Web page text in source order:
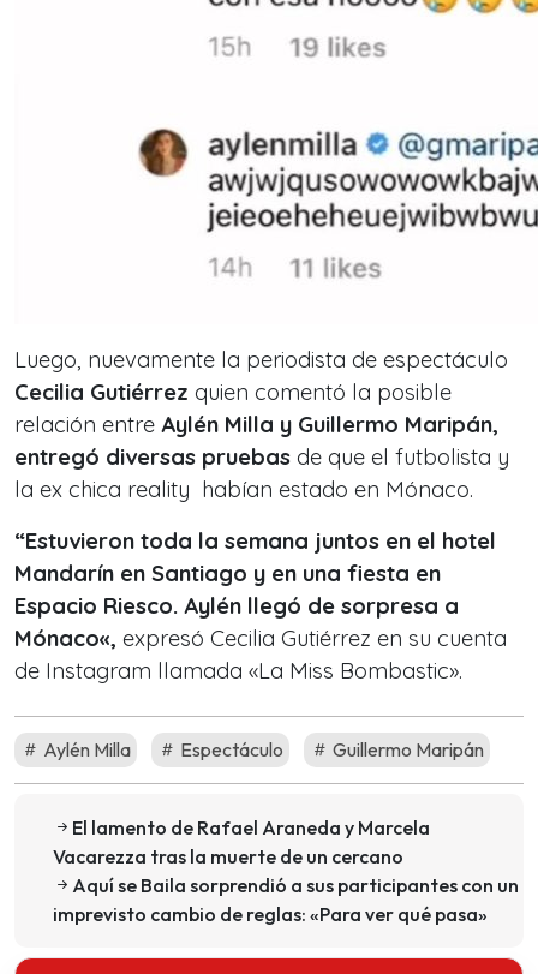
Luego, nuevamente la periodista de espectáculo
Cecilia Gutiérrez quien comentó la posible
relación entre Aylén Milla y Guillermo Maripán,
entregó diversas pruebas de que el futbolista y
la ex chica reality habían estado en Mónaco.
“Estuvieron toda la semana juntos en el hotel
Mandarín en Santiago y en una fiesta en
Espacio Riesco. Aylén llegó de sorpresa a
Mónaco«, expresó Cecilia Gutiérrez en su cuenta
de Instagram llamada «La Miss Bombastic».
Aylén Milla Espectáculo Guillermo Maripán
El lamento de Rafael Araneda y Marcela
Vacarezza tras la muerte de un cercano
Aquí se Baila sorprendió a sus participantes con un
imprevisto cambio de reglas: «Para ver qué pasa»